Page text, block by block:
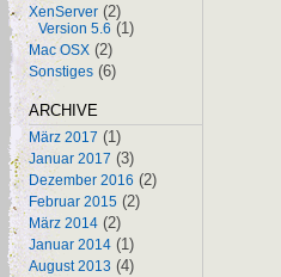
XenServer (2)
Version 5.6 (1)
Mac OSX (2)
Sonstiges (6)
ARCHIVE
März 2017 (1)
Januar 2017 (3)
Dezember 2016 (2)
Februar 2015 (2)
März 2014 (2)
Januar 2014 (1)
August 2013 (4)